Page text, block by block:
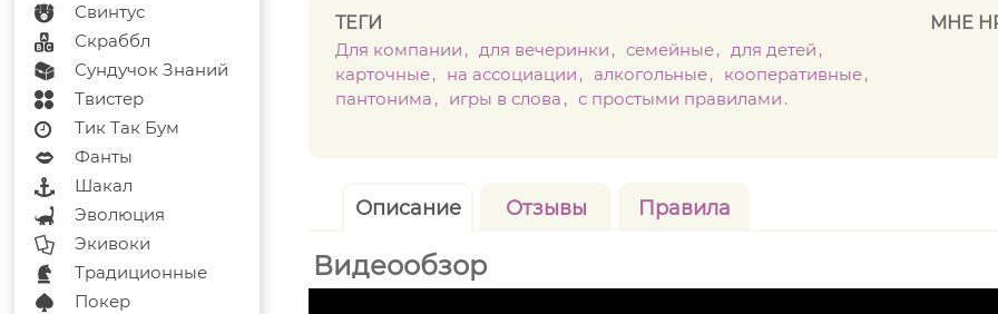
Свинтус
Скраббл
Сундучок Знаний
Твистер
Тик Так Бум
Фанты
Шакал
Эволюция
Экивоки
Традиционные
Покер
ТЕГИ
Для компании
для вечеринки семейные
для детей
карточные
на ассоциации алкогольные
кооперативные
пантонима
игры в слова с простыми правилами
МНЕ
Описание Отзывы Правила
Видеообзор